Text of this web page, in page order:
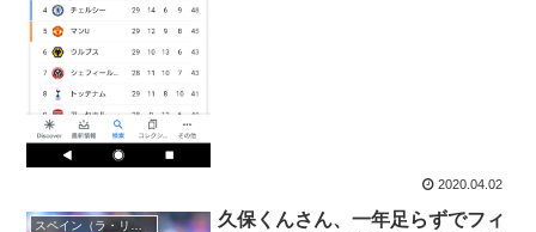
2020.04.02
久保くんさん、一年足らずでフィ